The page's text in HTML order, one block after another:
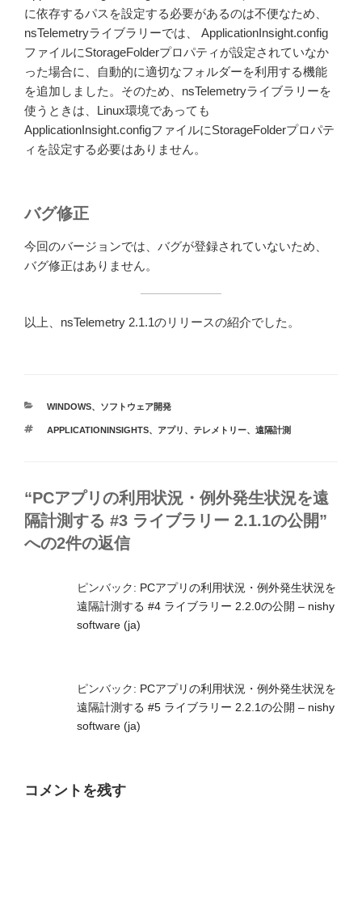
に依存するパスを設定する必要があるのは不便なため、
nsTelemetryライブラリーでは、 ApplicationInsight.config
ファイルにStorageFolderプロパティが設定されていなか
った場合に、自動的に適切なフォルダーを利用する機能
を追加しました。そのため、nsTelemetryライブラリーを
使うときは、Linux環境であっても
ApplicationInsight.configファイルにStorageFolderプロパテ
ィを設定する必要はありません。
バグ修正
今回のバージョンでは、バグが登録されていないため、
バグ修正はありません。
以上、nsTelemetry 2.1.1のリリースの紹介でした。
カ
ゴ
WINDOWS、 ソフトウェア開発
タ
APPLICATIONINSIGHTS、 アプリ 、 テレメトリー、 遠隔計測
“PCアプリの利用状況・例外発生状況を遠
隔計測する #3 ライブラリー 2.1.1の公開”
への2件の返信
ピンバック: PCアプリの利用状況・例外発生状況を
遠隔計測する #4 ライブラリー 2.2.0の公開 – nishy
software (ja)
ピンバック: PCアプリの利用状況・例外発生状況を
遠隔計測する #5 ライブラリー 2.2.1の公開 – nishy
software (ja)
コメントを残す